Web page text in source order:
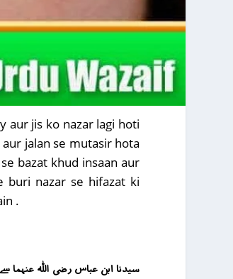
aur jis ko nazar lagi hoti
jalan se mutasir hota
bazat khud insaan aur
buri nazar se hifazat ki
.
سیدنا ابن عباس رضی اللہ عنہما